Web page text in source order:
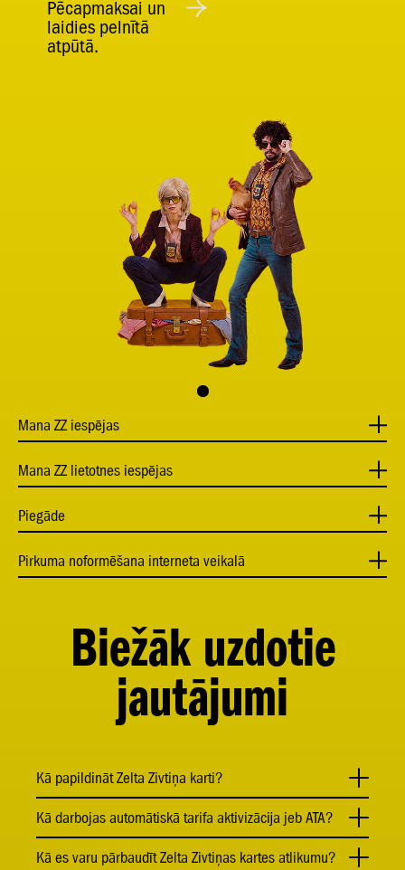
Pēcapmaksai un
laidies pelnītā
atpūtā.
Mana ZZ iespējas
Mana ZZ lietotnes iespējas
Piegāde
Pirkuma noformēšana interneta veikalā
Biežāk uzdotie
jautājumi
Kā papildināt Zelta Zivtiņa karti?
Kā darbojas automātiskā tarifa aktivizācija jeb ATA?
Kā es varu pārbaudīt Zelta Zivtiņas kartes atlikumu?